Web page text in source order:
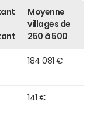
Moyenne
villages de
250 à 500
184 081 €
141 €